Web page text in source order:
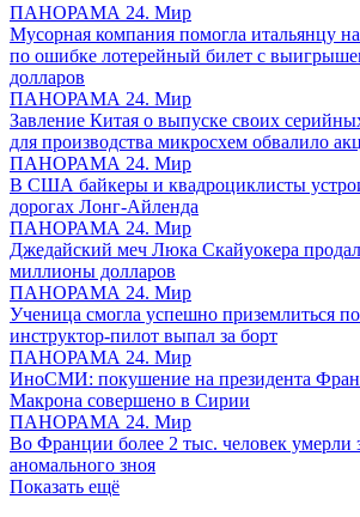
ПАНОРАМА 24. Мир
Мусорная компания помогла итальянцу
по ошибке лотерейный билет с
долларов
ПАНОРАМА 24. Мир
Завление Китая о выпуске своих
для производства микросхем обвалило
ПАНОРАМА 24. Мир
В США байкеры и квадроциклисты
дорогах Лонг-Айленда
ПАНОРАМА 24. Мир
Джедайский меч Люка Скайуокера
миллионы долларов
ПАНОРАМА 24. Мир
Ученица смогла успешно приземлиться
инструктор-пилот выпал за борт
ПАНОРАМА 24. Мир
ИноСМИ: покушение на президента
Макрона совершено в Сирии
ПАНОРАМА 24. Мир
Во Франции более 2 тыс. человек умерли
аномального зноя
Показать ещё